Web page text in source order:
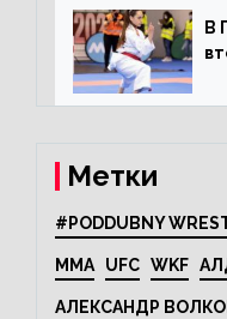
В
Метки
#PODDUBNY
MMA UFC WKF
АЛЕКСАНДР